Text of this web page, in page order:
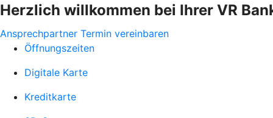
Herzlich willkommen bei Ihrer VR
Ansprechpartner Termin vereinbaren
Öffnungszeiten
Digitale Karte
Kreditkarte